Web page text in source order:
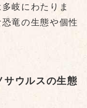
岐にわたりま
竜の生態や個性
サウルスの生態